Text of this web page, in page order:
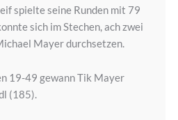
spielte seine Runden mit 79
sich im Stechen, ach zwei
Mayer durchsetzen.
19-49 gewann Tik Mayer
(185).